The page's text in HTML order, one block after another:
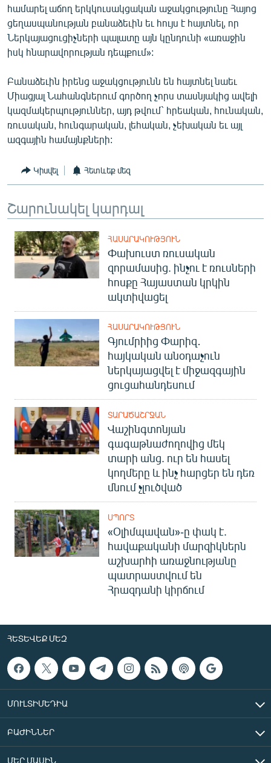
համարել աճող երկկուսակցական աջակցությունը Հայոց
ցեղասպանության բանաձեւին եւ հույս է հայտնել, որ
Ներկայացուցիչների պալատը այն կընդունի «առաջին
իսկ հնարավորության դեպքում»:
Բանաձեւին իրենց աջակցությունն են հայտնել նաեւ
Միացյալ Նահանգներում գործող չորս տասնյակից ավելի
կազմակերպություններ, այդ թվում` հրեական, հունական,
ռուսական, հունգարական, լեհական, չեխական եւ այլ
ազգային համայնքների:
Կիսվել Հետևեք մեզ
Շարունակել կարդալ
ՀԱՍԱՐԱԿՈՒԹՅՈՒՆ
Փախուստ ռուսական
զորամասից. ինչու է ռուսների
հոսքը Հայաստան կրկին
ակտիվացել
ՀԱՍԱՐԱԿՈՒԹՅՈՒՆ
Գյումրիից Փարիզ․
հայկական անօդաչուն
ներկայացվել է միջազգային
ցուցահանդեսում
ՏԱՐԱԾԱՇՐՋԱՆ
Վաշինգտոնյան
գագաթնաժողովից մեկ
տարի անց. ուր են հասել
կողմերը և ինչ հարցեր են դեռ
մնում չլուծված
ՍՊՈՐՏ
«Օլիմպավան»-ը փակ է.
հավաքականի մարզիկներն
աշխարհի առաջնությանը
պատրաստվում են
Հրազդանի կիրճում
ՀԵՏԵՎԵՔ ՄԵԶ
ՄՈՒԼՏԻՄԵԴԻԱ
ԲԱԺԻՆՆԵՐ
ՄԵՐ ՄԱՍԻՆ